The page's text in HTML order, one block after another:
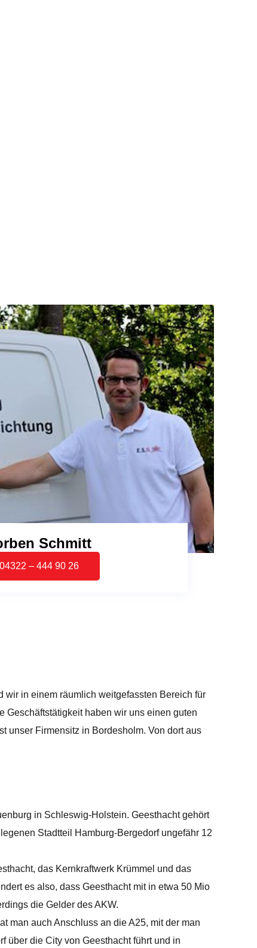
Schmitt
04322 – 444 90 26
wir in einem räumlich weitgefassten Bereich für
Geschäftstätigkeit haben wir uns einen guten
unser Firmensitz in Bordesholm. Von dort aus
in Schleswig-Holstein. Geesthacht gehört
Stadtteil Hamburg-Bergedorf ungefähr 12
das Kernkraftwerk Krümmel und das
es also, dass Geesthacht mit in etwa 50 Mio
die Gelder des AKW.
man auch Anschluss an die A25, mit der man
über die City von Geesthacht führt und in